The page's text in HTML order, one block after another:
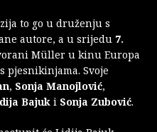
to go u druženju s
autore, a u srijedu 7.
Müller u kinu Europa
pjesnikinjama. Svoje
, Sonja Manojlović,
Bajuk i Sonja Zubović.